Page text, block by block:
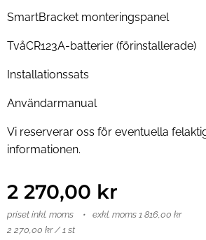
SmartBracket monteringspanel
TvåCR123A-batterier (förinstallerade)
Installationssats
Användarmanual
Vi reserverar oss för eventuella
informationen.
2 270,00 kr
priset inkl. moms
exkl. moms 1 816,00 kr
2 270,00 kr / 1 st